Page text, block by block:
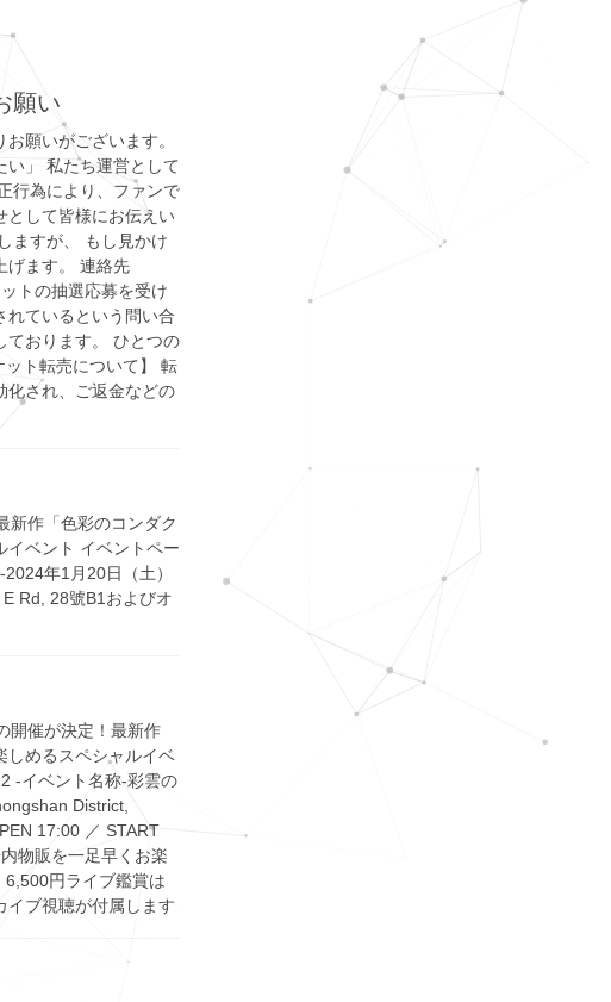
願い
願いがございます。
い」 私たち運営として
行為により、ファンで
として皆様にお伝えい
ますが、 もし見かけ
げます。 連絡先
トの抽選応募を受け
れているという問い合
ております。 ひとつの
ト転売について】 転
化され、ご返金などの
新作「色彩のコンダク
イベント イベントペー
年1月20日（土）
Rd, 28號B1およびオ
開催が決定！最新作
しめるスペシャルイベ
-イベント名称-彩雲の
District,
17:00 ／ START
物販を一足早くお楽
円ライブ鑑賞は
ブ視聴が付属します